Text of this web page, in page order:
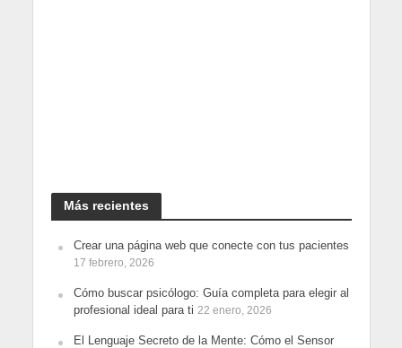
Más recientes
Crear una página web que conecte con tus pacientes
17 febrero, 2026
Cómo buscar psicólogo: Guía completa para elegir al
profesional ideal para ti 22 enero, 2026
El Lenguaje Secreto de la Mente: Cómo el Sensor